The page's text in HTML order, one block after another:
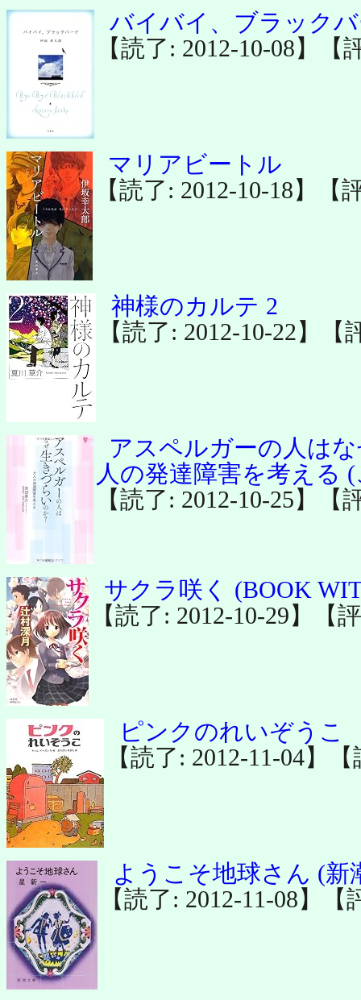
バイバイ、ブラック
【読了: 2012-10-08】【
マリアビートル
【読了: 2012-10-18】【
神様のカルテ 2
【読了: 2012-10-22】【
アスペルガーの人は
人の発達障害を考える
【読了: 2012-10-25】【
サクラ咲く (BOOK
【読了: 2012-10-29】【
ピンクのれいぞうこ
【読了: 2012-11-04】
ようこそ地球さん (新
【読了: 2012-11-08】【